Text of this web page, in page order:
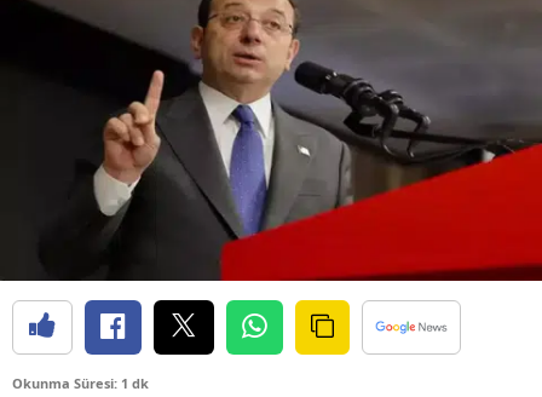
Okunma Süresi: 1 dk